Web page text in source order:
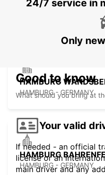
HAMBURG AIRPORT
HAMBURG
HAMBURG - GERMANY
HAMBURG
HAMBURG - GERMANY
24/7 service in
Only
Good to know
What should you bring at
Your valid
If needed - an official
license or an
main driver and any